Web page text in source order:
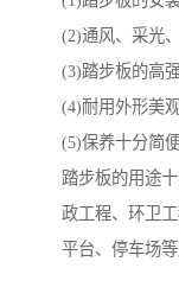
(2)通风、采光
(3)踏步板的高
(4)耐用外形美
(5)保养十分简
踏步板的用途
政工程、环卫
平台、停车场